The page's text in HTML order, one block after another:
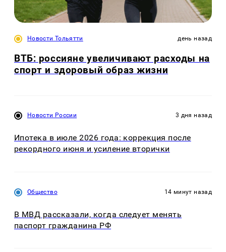
Новости Тольятти день назад
ВТБ: россияне увеличивают расходы на
спорт и здоровый образ жизни
Новости России 3 дня назад
Ипотека в июле 2026 года: коррекция после
рекордного июня и усиление вторички
Общество 14 минут назад
В МВД рассказали, когда следует менять
паспорт гражданина РФ